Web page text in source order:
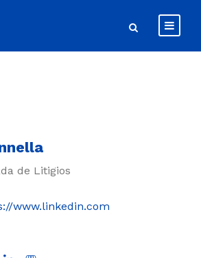
de Litigios
www.linkedin.com